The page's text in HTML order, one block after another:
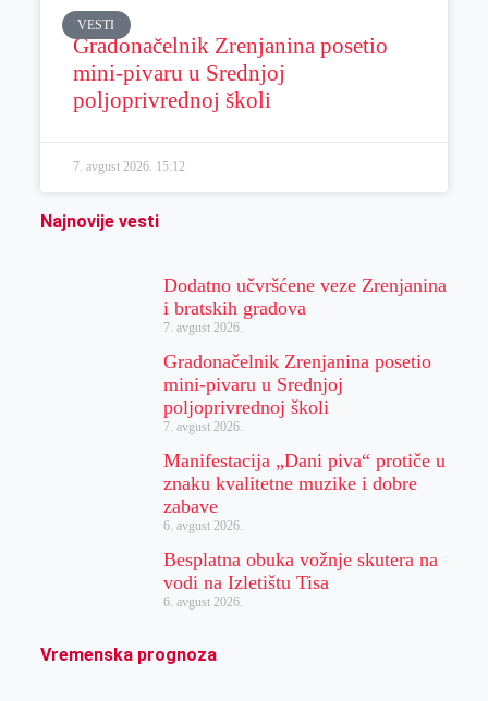
VESTI
Gradonačelnik Zrenjanina posetio
mini-pivaru u Srednjoj
poljoprivrednoj školi
7. avgust 2026. 15:12
Najnovije vesti
Dodatno učvršćene veze Zrenjanina
i bratskih gradova
7. avgust 2026.
Gradonačelnik Zrenjanina posetio
mini-pivaru u Srednjoj
poljoprivrednoj školi
7. avgust 2026.
Manifestacija „Dani piva“ protiče u
znaku kvalitetne muzike i dobre
zabave
6. avgust 2026.
Besplatna obuka vožnje skutera na
vodi na Izletištu Tisa
6. avgust 2026.
Vremenska prognoza